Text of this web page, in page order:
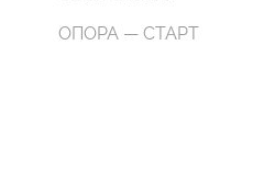
ОПОРА — СТАРТ